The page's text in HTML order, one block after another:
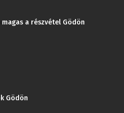
magas a részvétel Gödön
Gödön